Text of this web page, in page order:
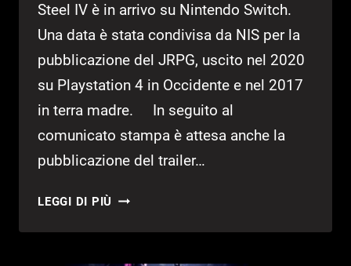
Steel IV è in arrivo su Nintendo Switch.
Una data è stata condivisa da NIS per la
pubblicazione del JRPG, uscito nel 2020
su Playstation 4 in Occidente e nel 2017
in terra madre. In seguito al
comunicato stampa è attesa anche la
pubblicazione del trailer…
LEGGI DI PIÙ TRAILS